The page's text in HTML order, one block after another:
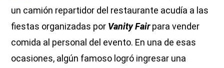
un camión repartidor del restaurante acudía a las
fiestas organizadas por Vanity Fairpara vender
comida al personal del evento. En una de esas
ocasiones, algún famoso logró ingresar una